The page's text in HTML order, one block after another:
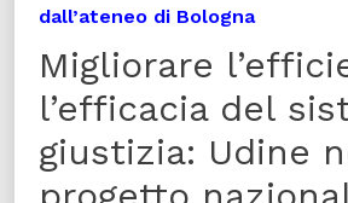
dall’ateneo di Bologna
Migliorare
l’efficacia del
giustizia: Udine